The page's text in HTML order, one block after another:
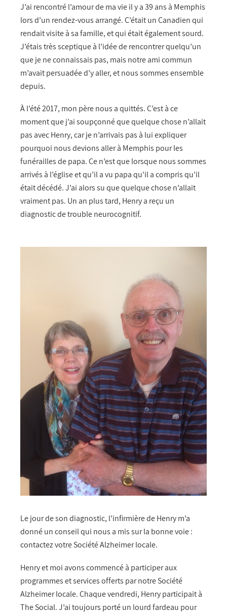
J’ai rencontré l’amour de ma vie il y a 39 ans à Memphis
lors d’un rendez-vous arrangé. C’était un Canadien qui
rendait visite à sa famille, et qui était également sourd.
J’étais très sceptique à l’idée de rencontrer quelqu’un
que je ne connaissais pas, mais notre ami commun
m’avait persuadée d’y aller, et nous sommes ensemble
depuis.
À l’été 2017, mon père nous a quittés. C’est à ce
moment que j’ai soupçonné que quelque chose n’allait
pas avec Henry, car je n’arrivais pas à lui expliquer
pourquoi nous devions aller à Memphis pour les
funérailles de papa. Ce n’est que lorsque nous sommes
arrivés à l’église et qu’il a vu papa qu’il a compris qu’il
était décédé. J’ai alors su que quelque chose n’allait
vraiment pas. Un an plus tard, Henry a reçu un
diagnostic de trouble neurocognitif.
Le jour de son diagnostic, l’infirmière de Henry m’a
donné un conseil qui nous a mis sur la bonne voie :
contactez votre Société Alzheimer locale.
Henry et moi avons commencé à participer aux
programmes et services offerts par notre Société
Alzheimer locale. Chaque vendredi, Henry participait à
The Social. J’ai toujours porté un lourd fardeau pour